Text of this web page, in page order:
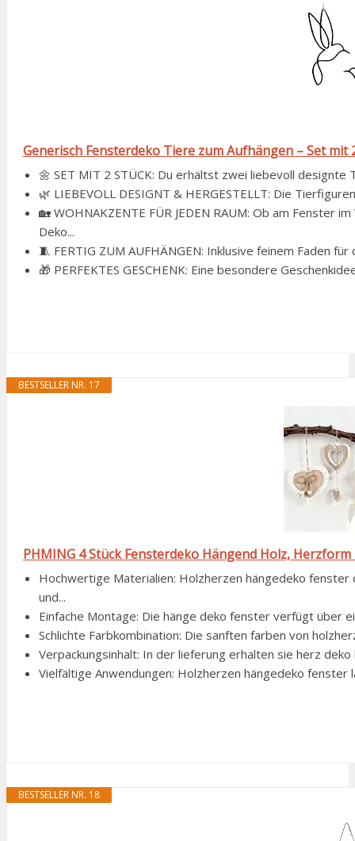
Generisch Fensterdeko Tiere zum Aufhängen – Set
🌼 SET MIT 2 STÜCK: Du erhältst zwei liebevoll designte
🌿 LIEBEVOLL DESIGNT & HERGESTELLT: Die
🏡 WOHNAKZENTE FÜR JEDEN RAUM: Ob am Fenster
Deko...
🧵 FERTIG ZUM AUFHÄNGEN: Inklusive feinem Faden
🎁 PERFEKTES GESCHENK: Eine besondere
BESTSELLER NR. 17
PHMING 4 Stück Fensterdeko Hängend Holz,
Hochwertige Materialien: Holzherzen hängedeko
und...
Einfache Montage: Die hänge deko fenster verfügt über
Schlichte Farbkombination: Die sanften farben von
Verpackungsinhalt: In der lieferung erhalten sie herz
Vielfältige Anwendungen: Holzherzen hängedeko fenster
BESTSELLER NR. 18